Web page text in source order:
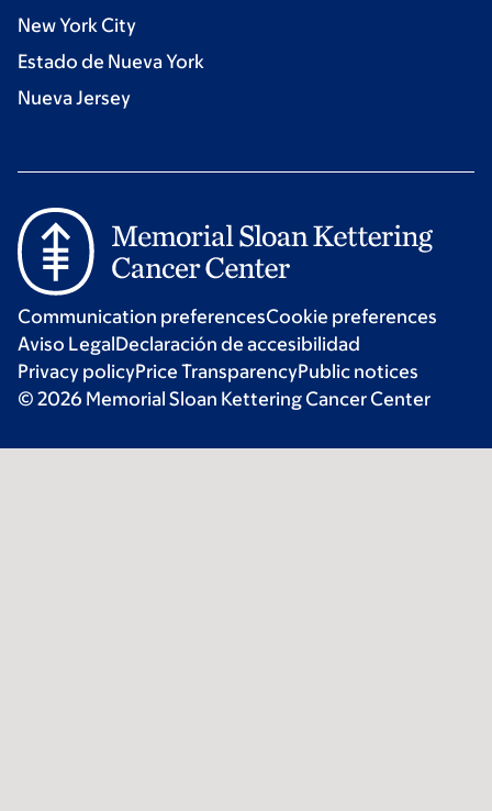
New York City
Estado de Nueva York
Nueva Jersey
Communication preferencesCookie preferences
Aviso LegalDeclaración de accesibilidad
Privacy policyPrice TransparencyPublic notices
© 2026 Memorial Sloan Kettering Cancer Center